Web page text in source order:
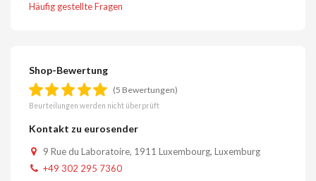
Häufig gestellte Fragen
Shop-Bewertung
(5 Bewertungen)
Beurteilungen werden nicht überprüft
Kontakt zu eurosender
9 Rue du Laboratoire, 1911 Luxembourg, Luxemburg
+49 302 295 7360